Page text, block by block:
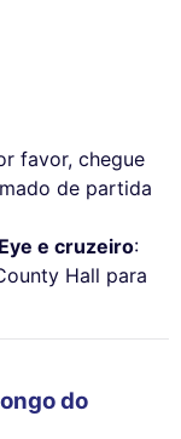
favor, chegue
de partida
e cruzeiro:
Hall para
do